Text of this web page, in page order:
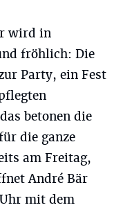
wird in
fröhlich: Die
Party, ein Fest
betonen die
die ganze
am Freitag,
André Bär
mit dem